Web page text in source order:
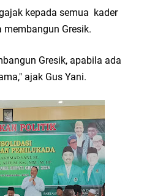
Penyembelihan Hewan Qurban dari
Husada Balongpanggang
Cerme Gresik Berbenah dan
RI
Jumat, 7 Agustus
kepada semua kader
membangun Gresik.
Gresik, apabila ada
ajak Gus Yani.